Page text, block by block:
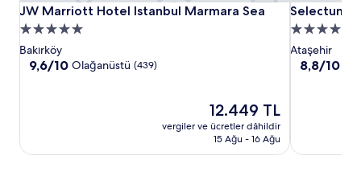
JW
Marriott
Hotel
Istanbul
Marmara
JW
Marriott
Hotel
Istanbul
Marmara
JW Marriott Hotel Istanbul Marmara Sea
JW Marriott Hotel Istanbul Marmara Sea
5.0
yıldızlı
konaklama
Bakırköy
10
9,6/10 Olağanüstü (439)
Güncel
fiyat:
12.449 TL
12.449 TL
vergiler ve ücretler dâhildir
15 Ağu - 16 Ağu
Selectum
City
Ataşehir
Selectum
Selectum
5.0
yıldızlı
konaklama
Ataşehir
10
8,8/10